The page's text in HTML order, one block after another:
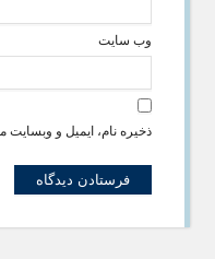
وب‌ سایت
ذخیره نام، ایمیل و وبسایت